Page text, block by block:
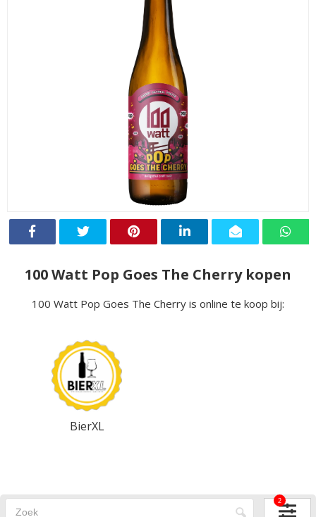
100 Watt Pop Goes The Cherry kopen
100 Watt Pop Goes The Cherry is online te koop bij:
BierXL
2